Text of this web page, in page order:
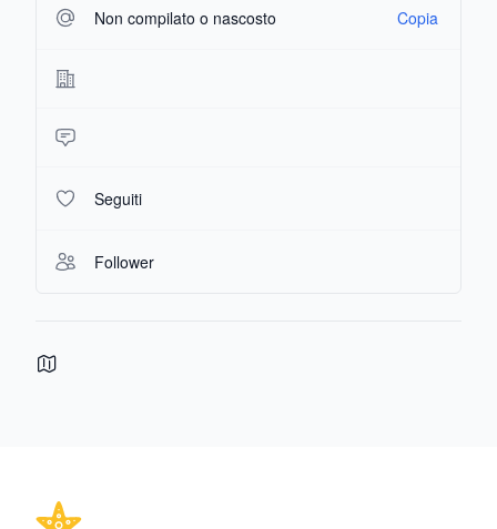
Non compilato o nascosto Copia
Seguiti
Follower